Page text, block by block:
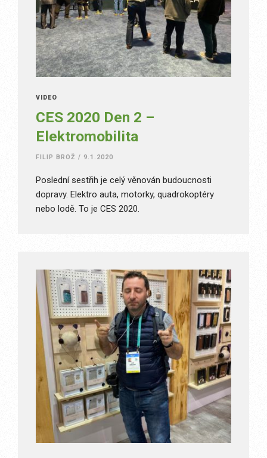
VIDEO
CES 2020 Den 2 –
Elektromobilita
FILIP BROŽ / 9.1.2020
Poslední sestřih je celý věnován budoucnosti
dopravy. Elektro auta, motorky, quadrokoptéry
nebo lodě. To je CES 2020.